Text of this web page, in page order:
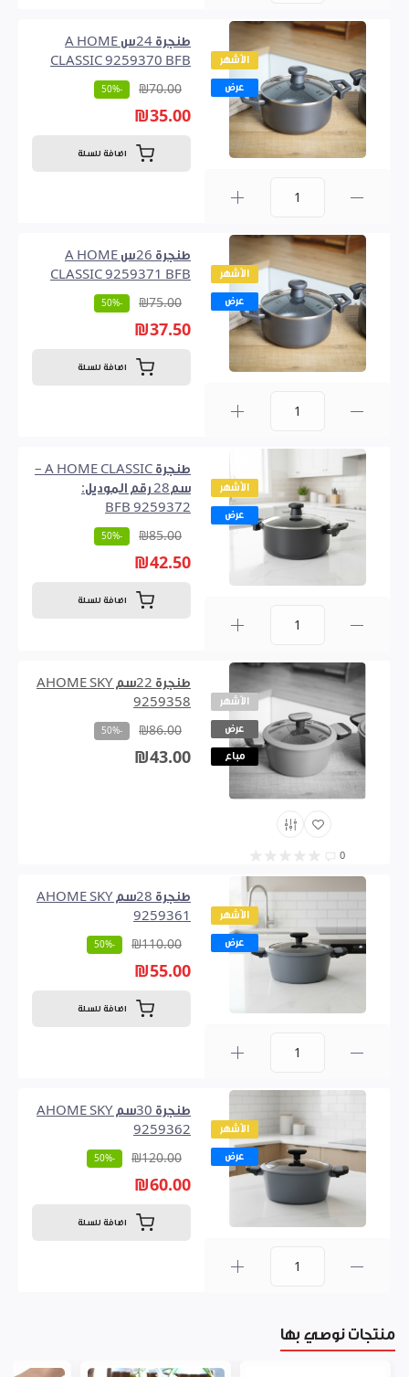
الأشهر
عرض
طنجرة 24س A HOME
CLASSIC 9259370 BFB
₪70.00
-50%
₪35.00
اضافة للسلة
الأشهر
عرض
طنجرة 26س A HOME
CLASSIC 9259371 BFB
₪75.00
-50%
₪37.50
اضافة للسلة
الأشهر
عرض
طنجرة A HOME CLASSIC –
سم28 رقم الموديل:
9259372 BFB
₪85.00
-50%
₪42.50
اضافة للسلة
الأشهر
عرض
مباع
0
طنجرة 22سم AHOME SKY
9259358
₪86.00
-50%
₪43.00
الأشهر
عرض
طنجرة 28سم AHOME SKY
9259361
₪110.00
-50%
₪55.00
اضافة للسلة
الأشهر
عرض
طنجرة 30سم AHOME SKY
9259362
₪120.00
-50%
₪60.00
اضافة للسلة
منتجات نوصي بها